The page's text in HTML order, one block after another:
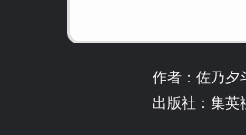
作者：佐乃夕
出版社：集英